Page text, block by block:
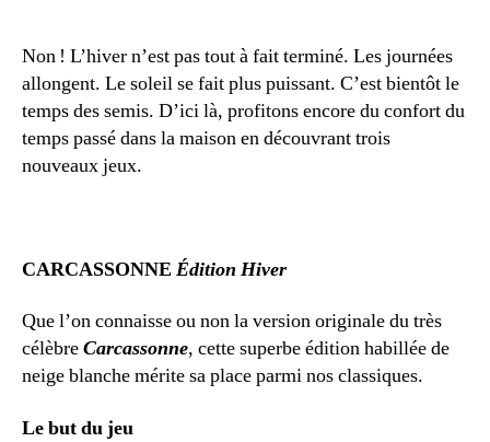
Non ! L’hiver n’est pas tout à fait terminé. Les journées
allongent. Le soleil se fait plus puissant. C’est bientôt le
temps des semis. D’ici là, profitons encore du confort du
temps passé dans la maison en découvrant trois
nouveaux jeux.
CARCASSONNE Édition Hiver
Que l’on connaisse ou non la version originale du très
célèbreCarcassonne, cette superbe édition habillée de
neige blanche mérite sa place parmi nos classiques.
Le but du jeu